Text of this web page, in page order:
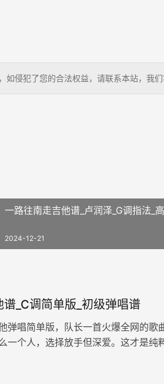
侵犯了您的合法权益，请联系本站，我们
一路往南走吉他谱_卢润泽_G调指法_
2024-12-21
_C调简单版_初级弹唱谱
弹唱简单版，队长一首火爆全网的歌
一个人，选择放手但深爱。这才是纯